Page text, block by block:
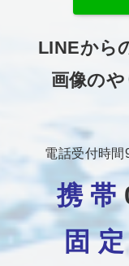
LINEから
画像の
電話受付時間
携 帯
固 定